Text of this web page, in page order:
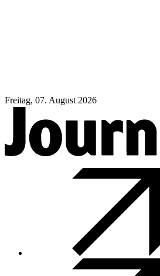
Freitag, 07. August 2026